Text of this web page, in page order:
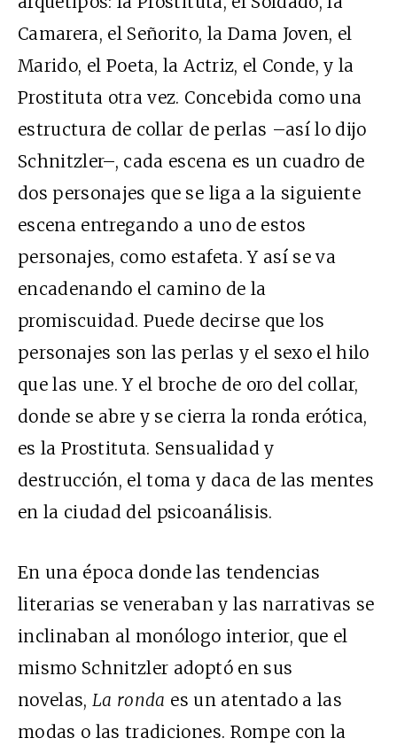
Camarera, el Señorito, la Dama Joven, el
Marido, el Poeta, la Actriz, el Conde, y la
Prostituta otra vez. Concebida como una
estructura de collar de perlas –así lo dijo
Schnitzler–, cada escena es un cuadro de
dos personajes que se liga a la siguiente
escena entregando a uno de estos
personajes, como estafeta. Y así se va
encadenando el camino de la
promiscuidad. Puede decirse que los
personajes son las perlas y el sexo el hilo
que las une. Y el broche de oro del collar,
donde se abre y se cierra la ronda erótica,
es la Prostituta. Sensualidad y
destrucción, el toma y daca de las mentes
en la ciudad del psicoanálisis.
En una época donde las tendencias
literarias se veneraban y las narrativas se
inclinaban al monólogo interior, que el
mismo Schnitzler adoptó en sus
novelas,La ronda es un atentado a las
modas o las tradiciones. Rompe con la